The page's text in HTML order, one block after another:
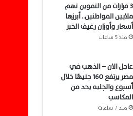
3 قرارات من التموين تهم
ملايين المواطنين.. أبرزها
أسعار وأوزان رغيف الخبز
منذ 5 ساعات
عاجل الان – الذهب في
مصر يرتفع 160 جنيهًا خلال
أسبوع والجنيه يحد من
المكاسب
منذ 7 ساعات